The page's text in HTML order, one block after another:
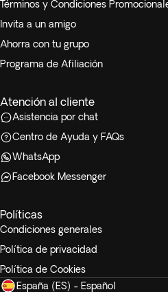
Los niños que compartan
contar con un sofá cama, la
y queda sujeta a disponibilidad.
Términos y Condiciones
Invita a un amigo
Ahorra con tu grupo
Programa de Afiliación
Atención al cliente
Asistencia por chat
Centro de Ayuda y FAQs
WhatsApp
Facebook Messenger
Políticas
Condiciones generales
Política de privacidad
Política de Cookies
España (ES) - Español